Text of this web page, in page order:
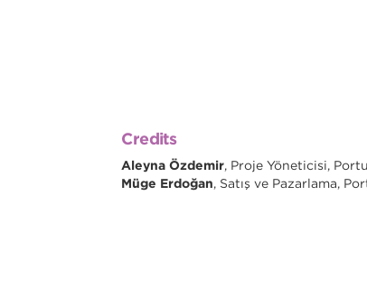
Credits
Aleyna Özdemir, Proje Yöneticisi,
Müge Erdoğan, Satış ve Pazarlama,